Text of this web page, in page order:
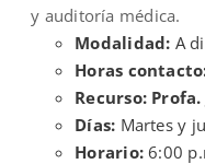
y auditoría médica.
Modalidad: A
Horas
Recurso:
Días: Martes y
Horario:6:00